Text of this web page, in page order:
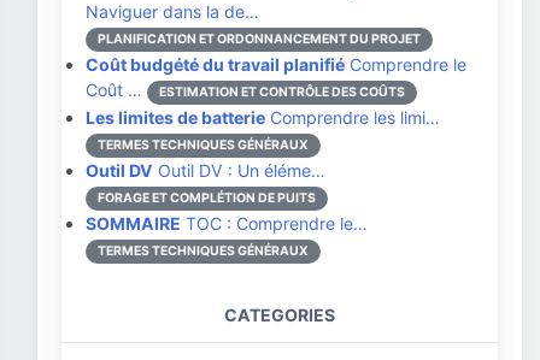
Naviguer dans la de…
PLANIFICATION ET ORDONNANCEMENT DU PROJET
Coût budgété du travail planifié Comprendre le
Coût …
ESTIMATION ET CONTRÔLE DES COÛTS
Les limites de batterie Comprendre les limi…
TERMES TECHNIQUES GÉNÉRAUX
Outil DV Outil DV : Un éléme…
FORAGE ET COMPLÉTION DE PUITS
SOMMAIRE TOC : Comprendre le…
TERMES TECHNIQUES GÉNÉRAUX
CATEGORIES